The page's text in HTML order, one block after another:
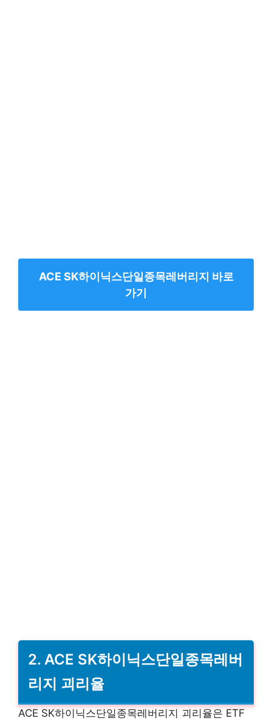
ACE SK하이닉스단일종목레버리지 바로
가기
2. ACE SK하이닉스단일종목레버
리지 괴리율
ACE SK하이닉스단일종목레버리지 괴리율은 ETF